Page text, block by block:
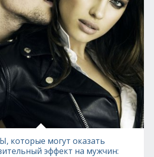
которые могут оказать
эффект на мужчин: